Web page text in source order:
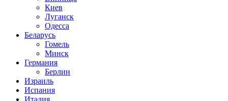
Киев
Луганск
Одесса
Беларусь
Гомель
Минск
Германия
Берлин
Израиль
Испания
Италия